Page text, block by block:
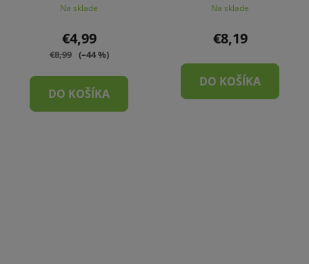
Na sklade
€4,99
€8,99 (–44 %)
DO KOŠÍKA
Na sklade
€8,19
DO KOŠÍKA